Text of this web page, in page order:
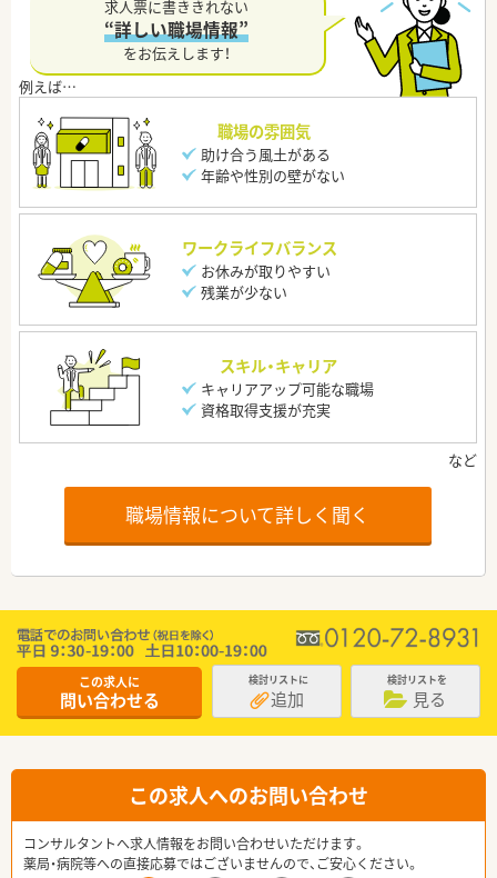
求人票に書ききれない
“詳しい職場情報”
をお伝えします！
職場の雰囲気
助け合う風土がある
年齢や性別の壁がない
ワークライフバランス
お休みが取りやすい
残業が少ない
スキル・キャリア
キャリアアップ可能な職場
資格取得支援が充実
職場情報について詳しく聞く
この求人に
問い合わせる
検討リストに
追加
検討リストを
見る
この求人へのお問い合わせ
コンサルタントへ求人情報をお問い合わせいただけます。
薬局・病院等への直接応募ではございませんので、ご安心ください。